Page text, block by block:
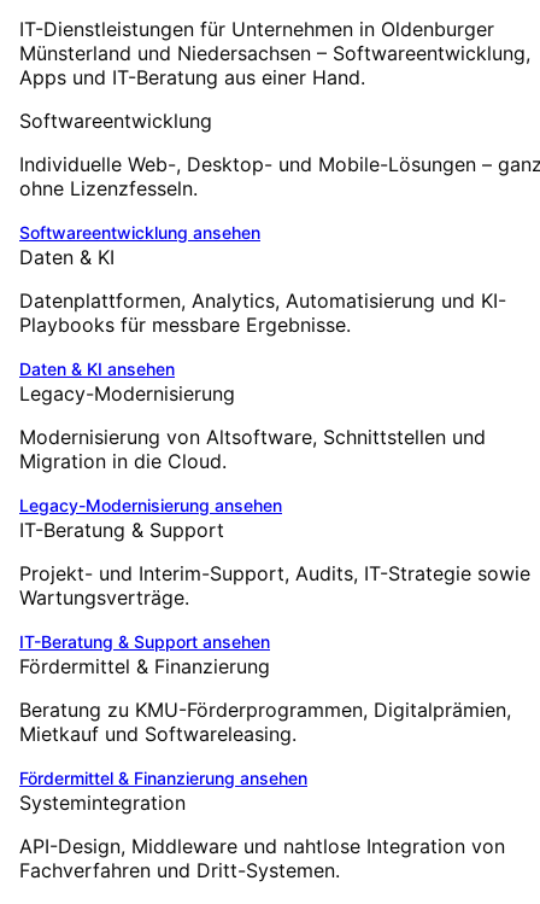
IT-Dienstleistungen für Unternehmen in Oldenburger
Münsterland und Niedersachsen – Softwareentwicklung,
Apps und IT-Beratung aus einer Hand.
Softwareentwicklung
Individuelle Web-, Desktop- und Mobile-Lösungen –
ohne Lizenzfesseln.
Softwareentwicklung ansehen
Daten & KI
Datenplattformen, Analytics, Automatisierung und KI-
Playbooks für messbare Ergebnisse.
Daten & KI ansehen
Legacy-Modernisierung
Modernisierung von Altsoftware, Schnittstellen und
Migration in die Cloud.
Legacy-Modernisierung ansehen
IT-Beratung & Support
Projekt- und Interim-Support, Audits, IT-Strategie sowie
Wartungsverträge.
IT-Beratung & Support ansehen
Fördermittel & Finanzierung
Beratung zu KMU-Förderprogrammen, Digitalprämien,
Mietkauf und Softwareleasing.
Fördermittel & Finanzierung ansehen
Systemintegration
API-Design, Middleware und nahtlose Integration von
Fachverfahren und Dritt-Systemen.